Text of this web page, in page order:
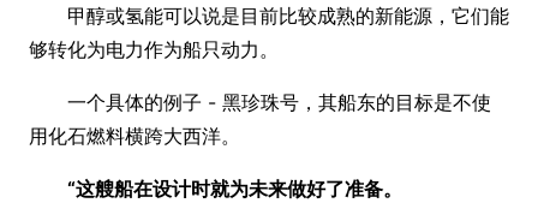
甲醇或氢能可以说是目前比较成熟的新能源，它们能
够转化为电力作为船只动力。
一个具体的例子 - 黑珍珠号，其船东的目标是不使
用化石燃料横跨大西洋。
“这艘船在设计时就为未来做好了准备。